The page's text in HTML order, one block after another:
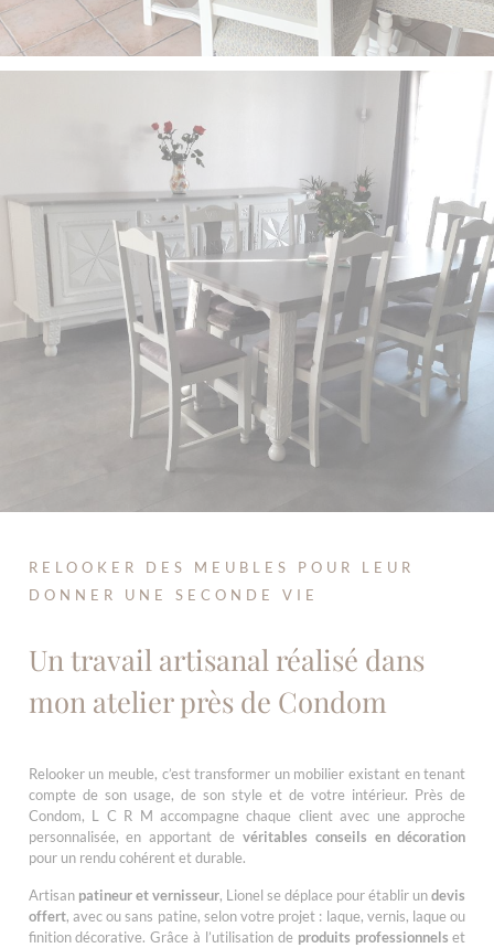
RELOOKER DES MEUBLES POUR LEUR
DONNER UNE SECONDE VIE
Un travail artisanal réalisé dans
mon atelier près de Condom
Relooker un meuble, c’est transformer un mobilier existant en tenant
compte de son usage, de son style et de votre intérieur. Près de
Condom, L C R M accompagne chaque client avec une approche
personnalisée, en apportant de véritables conseils en décoration
pour un rendu cohérent et durable.
Artisan patineur et vernisseur, Lionel se déplace pour établir undevis
offert, avec ou sans patine, selon votre projet : laque, vernis, laque ou
finition décorative. Grâce à l’utilisation de produits professionnels et